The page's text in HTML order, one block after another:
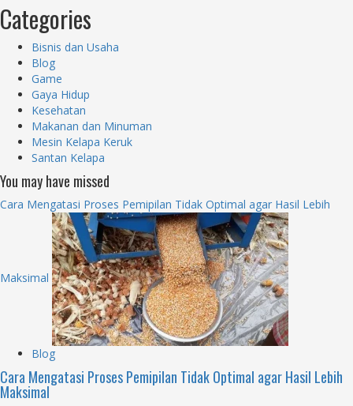
Categories
Bisnis dan Usaha
Blog
Game
Gaya Hidup
Kesehatan
Makanan dan Minuman
Mesin Kelapa Keruk
Santan Kelapa
You may have missed
Cara Mengatasi Proses Pemipilan Tidak Optimal agar Hasil Lebih
Maksimal
Blog
Cara Mengatasi Proses Pemipilan Tidak Optimal agar Hasil Lebih
Maksimal